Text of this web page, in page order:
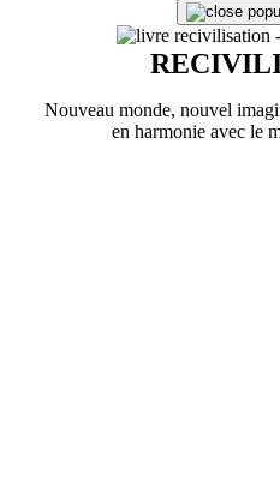
Nouveau monde, nouvel
en harmonie avec le